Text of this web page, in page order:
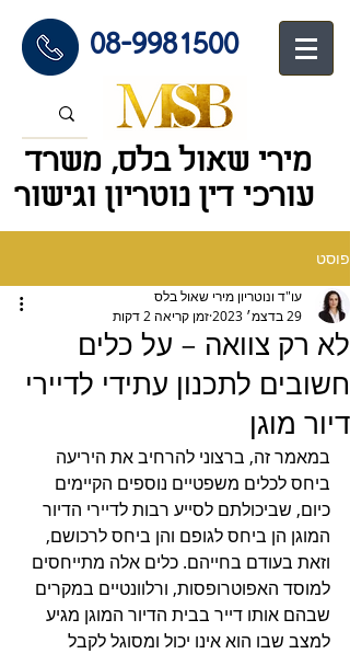
08-9981500
מירי שאול בלס, משרד
עורכי דין נוטריון וגישור
פוסט
לא רק צוואה – על כלים
חשובים לתכנון עתידי לדיירי
דיור מוגן
עו"ד ונוטריון מירי שאול בלס
29 בדצמ׳ 2023
זמן קריאה 2 דקות
במאמר זה, ברצוני להרחיב את היריעה
ביחס לכלים משפטיים נוספים הקיימים
כיום, שביכולתם לסייע רבות לדיירי הדיור
המוגן הן ביחס לגופם והן ביחס לרכושם,
וזאת בעודם בחייהם. כלים אלה מתייחסים
למוסד האפוטרופסות, ורלוונטיים במקרים
שבהם אותו דייר בבית הדיור המוגן מגיע
למצב שבו הוא אינו יכול ומסוגל לקבל